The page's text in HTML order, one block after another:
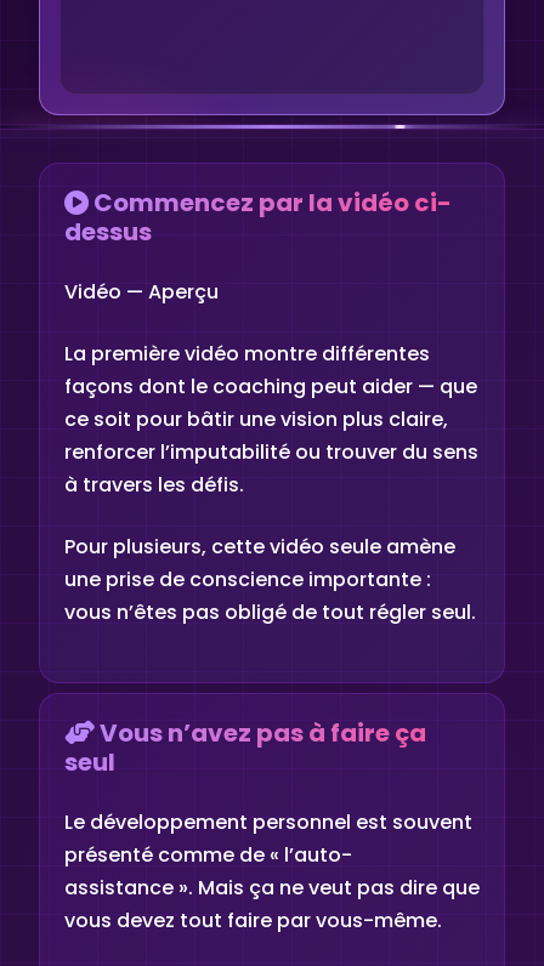
Commencez par la vidéo ci-
dessus
Vidéo — Aperçu
La première vidéo montre différentes
façons dont le coaching peut aider — que
ce soit pour bâtir une vision plus claire,
renforcer l’imputabilité ou trouver du sens
à travers les défis.
Pour plusieurs, cette vidéo seule amène
une prise de conscience importante :
vous n’êtes pas obligé de tout régler seul.
Vous n’avez pas à faire ça
seul
Le développement personnel est souvent
présenté comme de « l’auto-
assistance ». Mais ça ne veut pas dire que
vous devez tout faire par vous-même.